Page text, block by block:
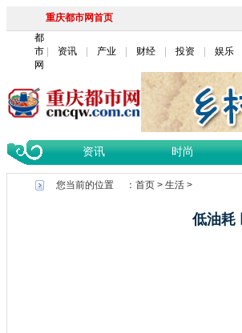
重庆都市网首页
都
市
网
资讯 产业 财经 投资 娱乐
资讯 时尚
您当前的位置 ： 首页> 生活>
低油耗